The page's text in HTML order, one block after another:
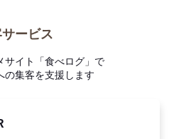
ービス
サイト「食べログ」で
の集客を支援します